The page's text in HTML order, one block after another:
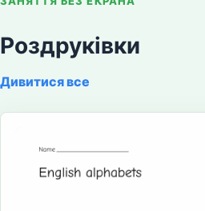
Роздруківки
Дивитися все